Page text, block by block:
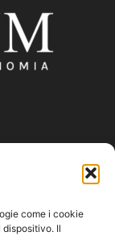
come i cookie
Il